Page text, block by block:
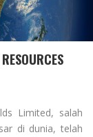
Limited, salah
di dunia, telah